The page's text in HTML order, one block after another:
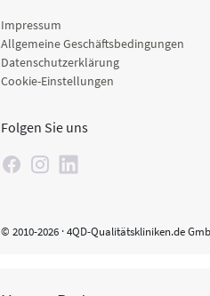
Impressum
Allgemeine Geschäftsbedingungen
Datenschutzerklärung
Cookie-Einstellungen
Folgen Sie uns
© 2010-2026 · 4QD-Qualitätskliniken.de